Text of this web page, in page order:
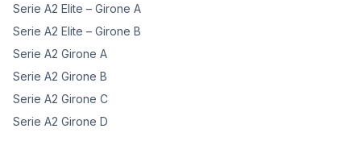
Serie A2 Elite – Girone A
Serie A2 Elite – Girone B
Serie A2 Girone A
Serie A2 Girone B
Serie A2 Girone C
Serie A2 Girone D